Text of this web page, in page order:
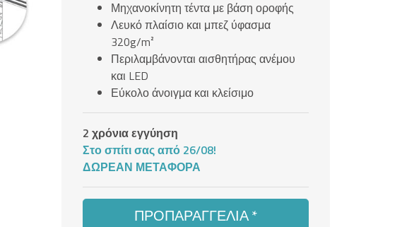
Μηχανοκίνητη τέντα με βάση οροφής
Λευκό πλαίσιο και μπεζ ύφασμα
320g/m²
Περιλαμβάνονται αισθητήρας ανέμου
και LED
Εύκολο άνοιγμα και κλείσιμο
2 χρόνια εγγύηση
Στο σπίτι σας από 26/08!
ΔΩΡΕΆΝ ΜΕΤΑΦΟΡΆ
ΠΡΟΠΑΡΑΓΓΕΛΊΑ *